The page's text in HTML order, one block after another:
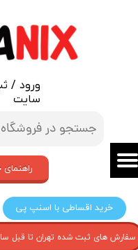
ورود /
سایت
حساب کاربری من
تغییر گذر واژه
خروج از حساب کاربری
خرید اقساطی با اسنپ پی
سفارش های ثبت شده تهران تا قبل ساعت 11 ثبت شوند همان روز تحویل